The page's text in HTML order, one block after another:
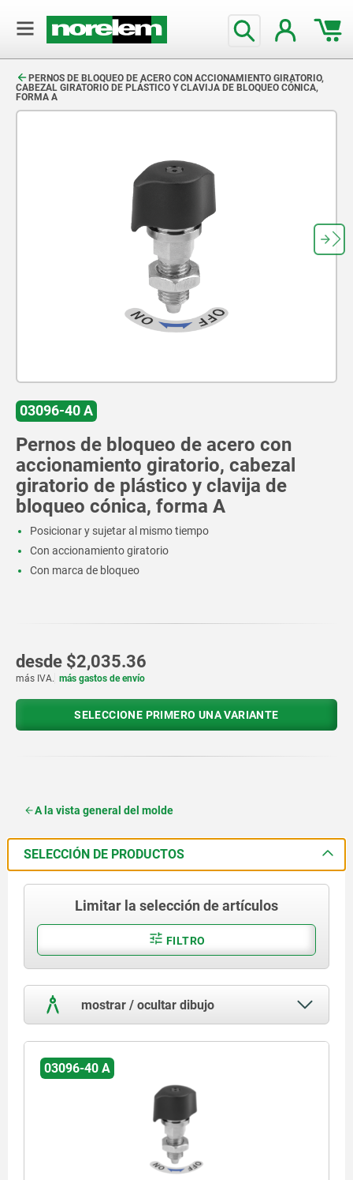
PERNOS DE BLOQUEO DE ACERO CON ACCIONAMIENTO GIRATORIO,
CABEZAL GIRATORIO DE PLÁSTICO Y CLAVIJA DE BLOQUEO CÓNICA,
FORMA A
03096-40 A
Pernos de bloqueo de acero con
accionamiento giratorio, cabezal
giratorio de plástico y clavija de
bloqueo cónica, forma A
Posicionar y sujetar al mismo tiempo
Con accionamiento giratorio
Con marca de bloqueo
desde $2,035.36
más IVA. más gastos de envío
SELECCIONE PRIMERO UNA VARIANTE
A la vista general del molde
SELECCIÓN DE PRODUCTOS
Limitar la selección de artículos
FILTRO
mostrar / ocultar dibujo
03096-40 A